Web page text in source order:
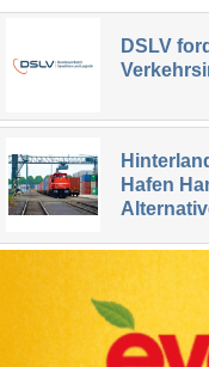
DSLV
Hafen